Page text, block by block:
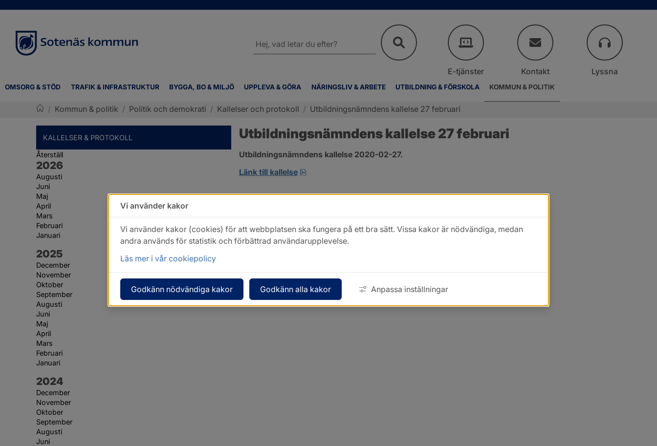
OMSORG & STÖD TRAFIK & INFRASTRUKTUR BYGGA, BO & MILJÖ UPPLEVA & GÖRA NÄRINGSLIV & ARBETE UTBILDNING & FÖRSKOLA KOMMUN & POLITIK
webbplatsen
E-tjänster Kontakt Lyssna
/ Kommun & politik / Politik och demokrati / Kallelser och protokoll / Utbildningsnämndens kallelse 27 februari
KALLELSER & PROTOKOLL
Återställ
År:
2026
Augusti
Juni
Maj
April
Mars
Februari
Januari
År:
2025
December
November
Oktober
September
Augusti
Juni
Maj
April
Mars
Februari
Januari
År:
2024
December
November
Oktober
September
Augusti
Juni
Utbildningsnämndens kallelse 27 februari
Utbildningsnämndens kallelse 2020-02-27.
Länk till kallelse
pdf, öppnas i nytt fönster.
Vi använder kakor
Vi använder kakor (cookies) för att webbplatsen ska fungera på ett bra sätt. Vissa kakor är nödvändiga, medan
andra används för statistik och förbättrad användarupplevelse.
Läs mer i vår cookiepolicy
Godkänn nödvändiga kakor Godkänn alla kakor Anpassa inställningar